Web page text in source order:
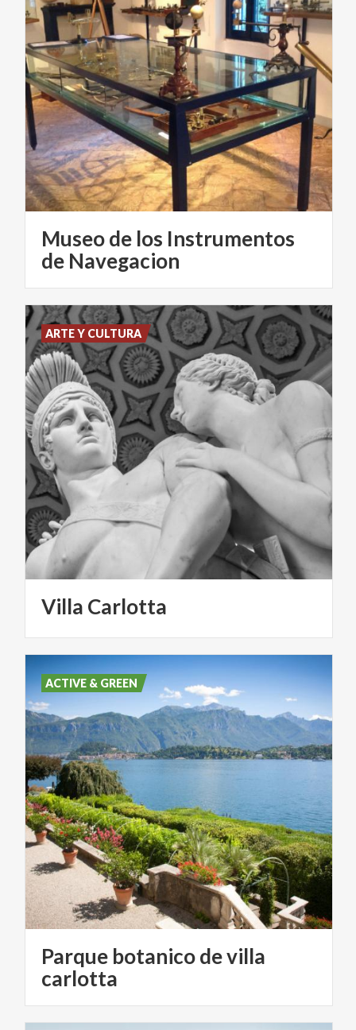
Museo de los Instrumentos
de Navegacion
Villa Carlotta
ARTE Y CULTURA
Parque botanico de villa
carlotta
ACTIVE & GREEN